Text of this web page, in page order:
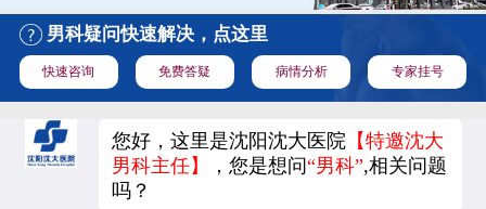
男科疑问快速解决，点这里
快速咨询 免费答疑 病情分析 专家挂号
您好，这里是沈阳沈大医院 【特邀沈大
男科主任】
，您是想问“男科”,相关问题
吗？